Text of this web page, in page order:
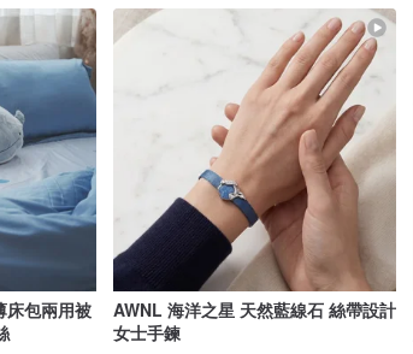
床包兩用被
AWNL 海洋之星 天然藍線石 絲帶設計
女士手鍊